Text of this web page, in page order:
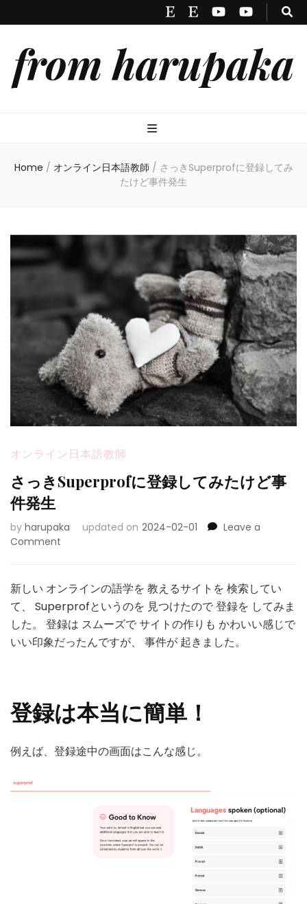
from harupaka
Home / オンライン日本語教師 / さっきSuperprofに登録してみ
たけど事件発生
オンライン日本語教師
さっきSuperprofに登録してみたけど事
件発生
by harupaka updated on 2024-02-01
Leave a
Comment
き
Superprof
に
登
録
け
ど
件
新しい オンラインの語学を 教えるサイトを 検索してい
て、 Superprofというのを 見つけたので 登録を してみま
した。 登録は スムーズで サイトの作りも かわいい感じで
いい印象だったんですが、 事件が 起きました。
登録は本当に簡単！
例えば、登録途中の画面はこんな感じ。